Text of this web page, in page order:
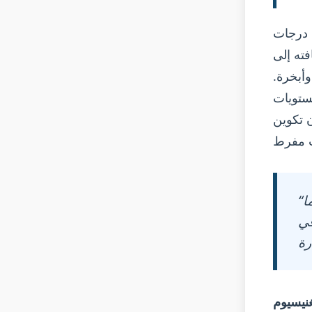
من درجات
عند إضافته إلى
للتكور دون تكوين
“معالجة المغنيسيوم لا تتعلق بكمية ما تضيفه - بل بكمية ما
والباقي